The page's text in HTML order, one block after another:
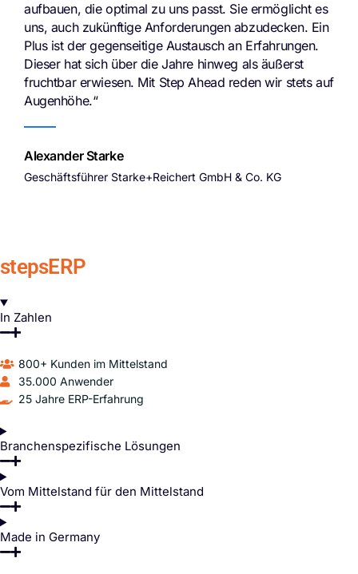
aufbauen, die optimal zu uns passt. Sie ermöglicht es
uns, auch zukünftige Anforderungen abzudecken. Ein
Plus ist der gegenseitige Austausch an Erfahrungen.
Dieser hat sich über die Jahre hinweg als äußerst
fruchtbar erwiesen. Mit Step Ahead reden wir stets auf
Augenhöhe.“
Alexander Starke
Geschäftsführer Starke+Reichert GmbH & Co. KG
stepsERP
In Zahlen
800+ Kunden im Mittelstand
35.000 Anwender
25 Jahre ERP-Erfahrung
Branchenspezifische Lösungen
Vom Mittelstand für den Mittelstand
Made in Germany